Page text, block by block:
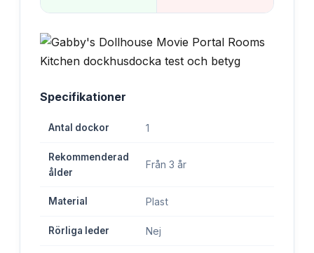
Specifikationer
Antal dockor 1
Rekommenderad
ålder
Från 3 år
Material Plast
Rörliga leder Nej